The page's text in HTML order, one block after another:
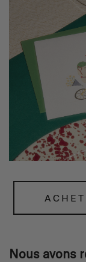
Nous avons